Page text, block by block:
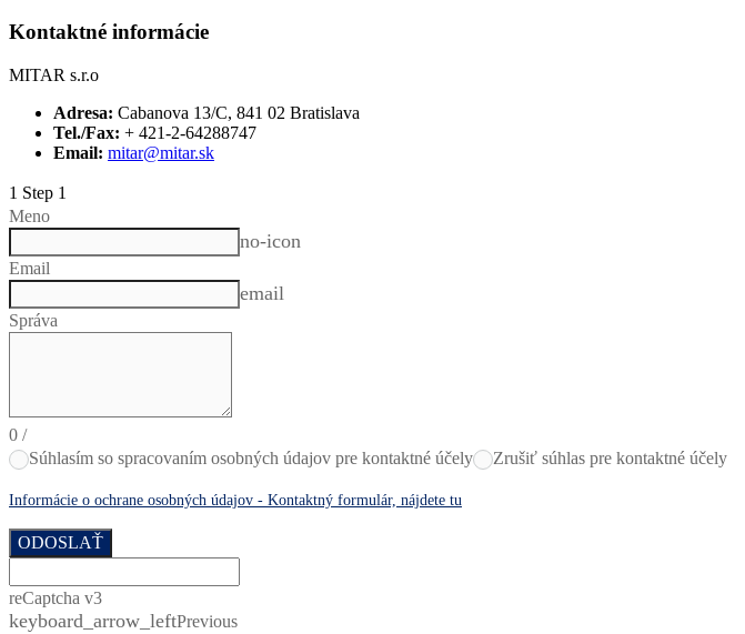
Kontaktné informácie
MITAR s.r.o
Adresa: Cabanova 13/C, 841 02 Bratislava
Tel./Fax: + 421-2-64288747
Email: mitar@mitar.sk
1 Step 1
Meno
no-icon
Email
email
Správa
0 /
Súhlasím so spracovaním osobných údajov pre kontaktné účely
Zrušiť súhlas pre kontaktné účely
Informácie o ochrane osobných údajov - Kontaktný formulár, nájdete tu
ODOSLAŤ
reCaptcha v3
keyboard_arrow_leftPrevious